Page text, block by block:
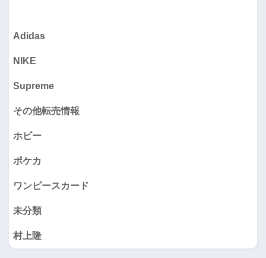
Adidas
NIKE
Supreme
その他転売情報
ホビー
ポケカ
ワンピースカード
未分類
村上隆